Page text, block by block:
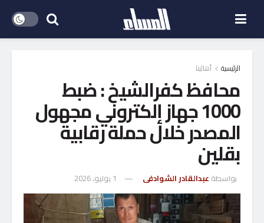
الرئيسية أهالينا
محافظ كفرالشيخ : ضبط
1000 جهاز إلكتروني مجهول
المصدر خلال حملة رقابية
بقلين
بواسطة عبدالقادر الشوادفى 1 يوليو، 2026